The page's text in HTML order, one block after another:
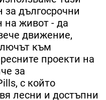
дългосрочни
живот - да
движение,
към
проекти на
за
с който
лесни и достъпни